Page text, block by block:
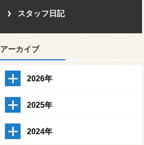
スタッフ日記
アーカイブ
2026年
2025年
2024年